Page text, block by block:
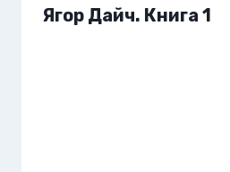
Ягор Дайч. Книга 1